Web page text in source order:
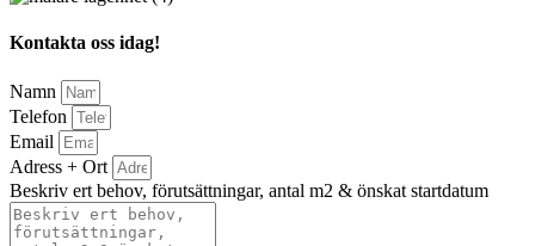
Kontakta oss idag!
Namn
Telefon
Email
Adress + Ort
Beskriv ert behov, förutsättningar, antal m2 & önskat startdatum